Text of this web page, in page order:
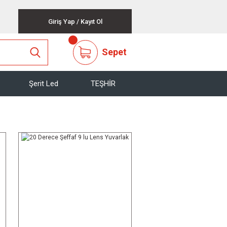
Giriş Yap / Kayıt Ol
Sepet
Şerit Led TEŞHİR